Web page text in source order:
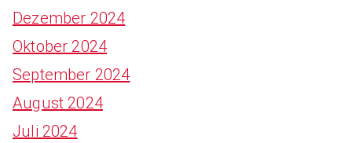
Dezember 2024
Oktober 2024
September 2024
August 2024
Juli 2024